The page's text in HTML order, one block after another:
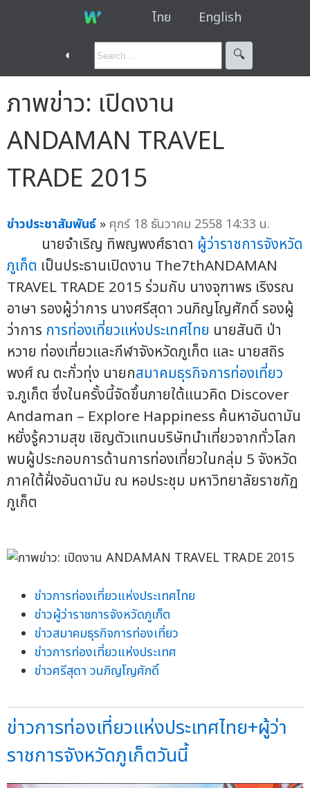
ไทย English
◐ 🔍︎
ภาพข่าว: เปิดงาน
ANDAMAN TRAVEL
TRADE 2015
ข่าวประชาสัมพันธ์ » ศุกร์ 18 ธันวาคม 2558 14:33 น.
นายจำเริญ ทิพญพงศ์ธาดา ผู้ว่าราชการจังหวัด
ภูเก็ต เป็นประธานเปิดงาน The7thANDAMAN
TRAVEL TRADE 2015 ร่วมกับ นางจุฑาพร เริงรณ
อาษา รองผู้ว่าการ นางศรีสุดา วนภิญโญศักดิ์ รองผู้
ว่าการ การท่องเที่ยวแห่งประเทศไทย นายสันติ ป่า
หวาย ท่องเที่ยวและกีฬาจังหวัดภูเก็ต และ นายสถิร
พงศ์ ณ ตะกั่วทุ่ง นายกสมาคมธุรกิจการท่องเที่ยว
จ.ภูเก็ต ซึ่งในครั้งนี้จัดขึ้นภายใต้แนวคิด Discover
Andaman – Explore Happiness ค้นหาอันดามัน
หยั่งรู้ความสุข เชิญตัวแทนบริษัทนำเที่ยวจากทั่วโลก
พบผู้ประกอบการด้านการท่องเที่ยวในกลุ่ม 5 จังหวัด
ภาคใต้ฝั่งอันดามัน ณ หอประชุม มหาวิทยาลัยราชภัฏ
ภูเก็ต
ข่าวการท่องเที่ยวแห่งประเทศไทย
ข่าวผู้ว่าราชการจังหวัดภูเก็ต
ข่าวสมาคมธุรกิจการท่องเที่ยว
ข่าวการท่องเที่ยวแห่งประเทศ
ข่าวศรีสุดา วนภิญโญศักดิ์
ข่าวการท่องเที่ยวแห่งประเทศไทย+ผู้ว่า
ราชการจังหวัดภูเก็ตวันนี้